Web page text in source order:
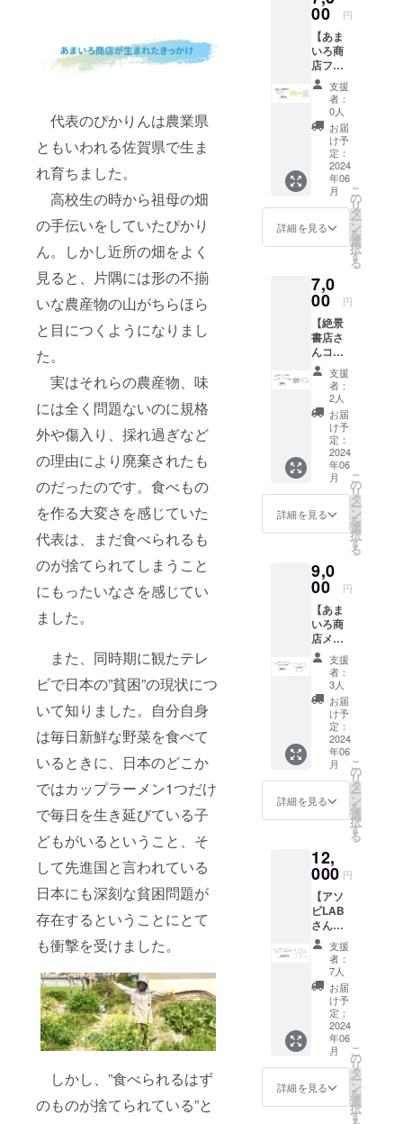
代表のぴかりんは農業県
ともいわれる佐賀県で生ま
れ育ちました。
高校生の時から祖母の畑
の手伝いをしていたぴかり
ん。しかし近所の畑をよく
見ると、片隅には形の不揃
いな農産物の山がちらほら
と目につくようになりまし
た。
実はそれらの農産物、味
には全く問題ないのに規格
外や傷入り、採れ過ぎなど
の理由により廃棄されたも
のだったのです。食べもの
を作る大変さを感じていた
代表は、まだ食べられるも
のが捨てられてしまうこと
にもったいなさを感じてい
ました。
また、同時期に観たテレ
ビで日本の”貧困”の現状につ
いて知りました。自分自身
は毎日新鮮な野菜を食べて
いるときに、日本のどこか
ではカップラーメン1つだけ
で毎日を生き延びている子
どもがいるということ、そ
して先進国と言われている
日本にも深刻な貧困問題が
存在するということにとて
も衝撃を受けました。
しかし、”食べられるはず
のものが捨てられている”と
容：お
ルと活
動報告
書
を込め
てお送
りいた
しま
す！ひ
よこ、
リンゴ
の2パ
ターン
があり
ます。※
ランダ
ムで封
入する
ため、
柄は選
礼メー
ルと活
書、あ
まいろ
商店デ
ザイン
ハンカ
（20cm
×20cm
00 円
【あま
いろ商
店ファ
ン(ゴー
ルド)】
あまい
ろ商店
を全力
で応
援！リ
ターン
はお礼
メール
と活動
報告書
お送り
いたし
ます。
活動報
告書は
店舗の
様子や
これま
での活
動様子
の写
真、支
援金の
使い道
などの
コンテ
ンツを
動報告
書にス
ルサン
クスと
してお
名前を
掲載し
ます。
（ご希
望の方
は購入
の際、
備考欄
に掲載
を希望
する名
い。記
入がな
い場合
は掲載
できま
せ
ん。）
内容：
お礼
メール
と活動
報告
書、活
動報告
書への
掲載
支援
者：
0人
お届
け予
定：
2024
年06
月
詳細を見る
こ
の
リ
タ
ー
ン
を
選
択
す
る
7,0
00 円
【絶景
書店さ
んコラ
ボ！オ
リジナ
ルス
テッ
カー＆
あまい
ろ商店
メン
バーが
デザイ
ン！ハ
ンカ
書店」
さんと
のコラ
ボして
作成し
たオリ
ジナル
ステッ
カーと
あまい
ろ商店
のメン
バーが
デザイ
ンした
オリジ
ナルハ
お送り
いたし
内容：
お礼
メール
と活動
報告
書、絶
景書店
さんと
のコラ
ボス
テッ
カー、
あまい
ろ商店
支援
者：
2人
お届
け予
定：
2024
年06
月
詳細を見る
こ
の
リ
タ
ー
ン
を
選
択
す
る
9,0
00 円
【あま
いろ商
店メン
バーが
デザイ
ン！オ
リジナ
ルＴ
シャ
ツ】 メ
ンバー
の原案
をもと
に、デ
ザイ
ザイン
してい
ただい
たロゴ
が印刷
されたT
シャツ
を心を
込めて
お送り
いたし
ます！
サイズ
（S.M.L
.XL）は
購入時
に備考
支援
者：
3人
お届
け予
定：
2024
年06
月
詳細を見る
こ
の
リ
タ
ー
ン
を
選
択
す
る
12,
000 円
【アソ
ビLAB
さんと
コラ
ボ！普
段使い
できる
玉ねぎ
染めエ
コバッ
グ】 あ
まいろ
商店の
文字が
入った
支援
者：
7人
お届
け予
定：
2024
年06
月
詳細を見る
こ
の
リ
タ
ー
ン
を
選
択
す